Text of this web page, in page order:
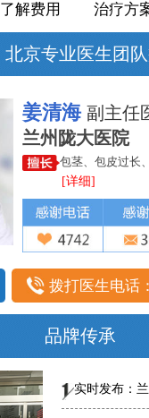
了解费用 治疗方
北京专业医生团
姜清海 副主任
兰州陇大医院
包茎、包皮过长
[详细]
拨打医生电话
品牌传承
实时发布：兰州男科哪家